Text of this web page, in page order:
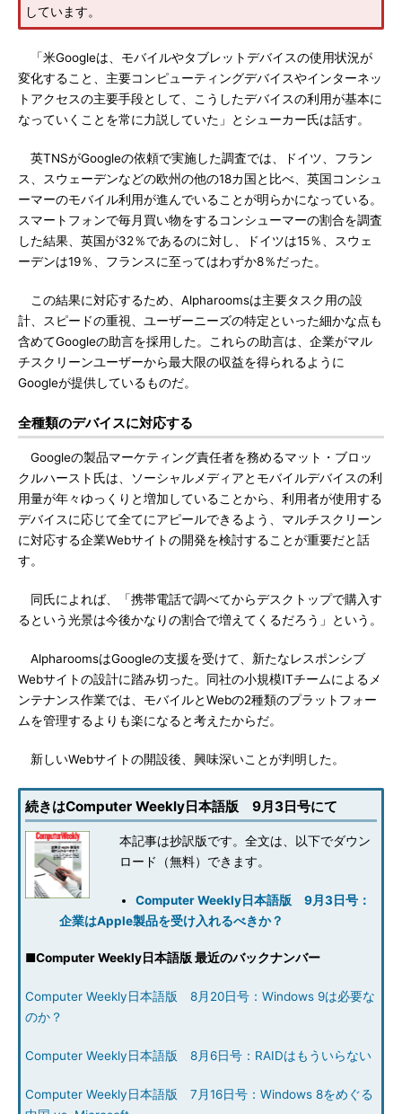
しています。
「米Googleは、モバイルやタブレットデバイスの使用状況が
変化すること、主要コンピューティングデバイスやインターネッ
トアクセスの主要手段として、こうしたデバイスの利用が基本に
なっていくことを常に力説していた」とシューカー氏は話す。
英TNSがGoogleの依頼で実施した調査では、ドイツ、フラン
ス、スウェーデンなどの欧州の他の18カ国と比べ、英国コンシュ
ーマーのモバイル利用が進んでいることが明らかになっている。
スマートフォンで毎月買い物をするコンシューマーの割合を調査
した結果、英国が32％であるのに対し、ドイツは15％、スウェ
ーデンは19％、フランスに至ってはわずか8％だった。
この結果に対応するため、Alpharoomsは主要タスク用の設
計、スピードの重視、ユーザーニーズの特定といった細かな点も
含めてGoogleの助言を採用した。これらの助言は、企業がマル
チスクリーンユーザーから最大限の収益を得られるように
Googleが提供しているものだ。
全種類のデバイスに対応する
Googleの製品マーケティング責任者を務めるマット・ブロッ
クルハースト氏は、ソーシャルメディアとモバイルデバイスの利
用量が年々ゆっくりと増加していることから、利用者が使用する
デバイスに応じて全てにアピールできるよう、マルチスクリーン
に対応する企業Webサイトの開発を検討することが重要だと話
す。
同氏によれば、「携帯電話で調べてからデスクトップで購入す
るという光景は今後かなりの割合で増えてくるだろう」という。
AlpharoomsはGoogleの支援を受けて、新たなレスポンシブ
Webサイトの設計に踏み切った。同社の小規模ITチームによるメ
ンテナンス作業では、モバイルとWebの2種類のプラットフォー
ムを管理するよりも楽になると考えたからだ。
新しいWebサイトの開設後、興味深いことが判明した。
続きはComputer Weekly日本語版 9月3日号にて
本記事は抄訳版です。全文は、以下でダウン
ロード（無料）できます。
Computer Weekly日本語版 9月3日号：
企業はApple製品を受け入れるべきか？
■Computer Weekly日本語版 最近のバックナンバー
Computer Weekly日本語版 8月20日号：Windows 9は必要な
のか？
Computer Weekly日本語版 8月6日号：RAIDはもういらない
Computer Weekly日本語版 7月16日号：Windows 8をめぐる